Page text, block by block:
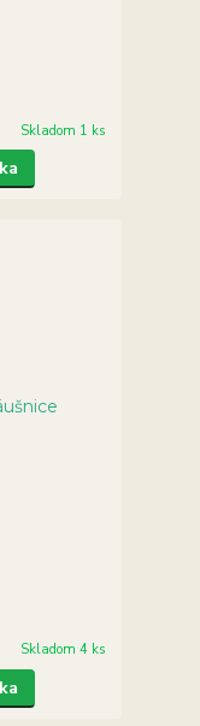
Skladom 1 ks
Skladom 4 ks